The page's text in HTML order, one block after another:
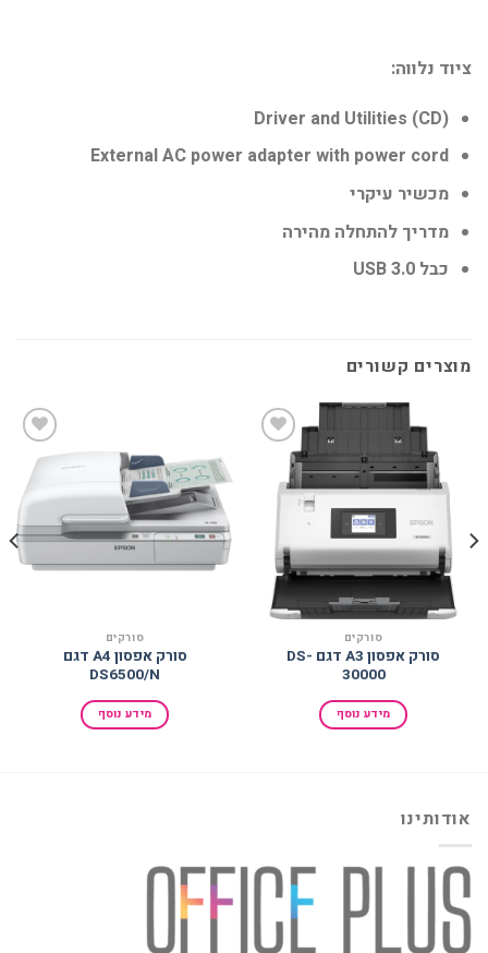
ציוד נלווה:
Driver and Utilities (CD)
External AC power adapter with power cord
מכשיר עיקרי
מדריך להתחלה מהירה
כבל USB 3.0
מוצרים קשורים
הוסף
למועדפים
סורקים
סורק אפסון A3 דגם DS-
30000
מידע נוסף
הוסף
למועדפים
סורקים
סורק אפסון A4 דגם
DS6500/N
מידע נוסף
אודותינו